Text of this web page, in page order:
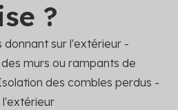
?
sur l'extérieur -
murs ou rampants de
des combles perdus -
l'extérieur